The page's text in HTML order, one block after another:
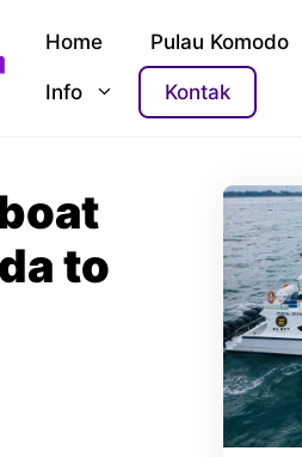
Home Pulau Komodo
Info Kontak
to